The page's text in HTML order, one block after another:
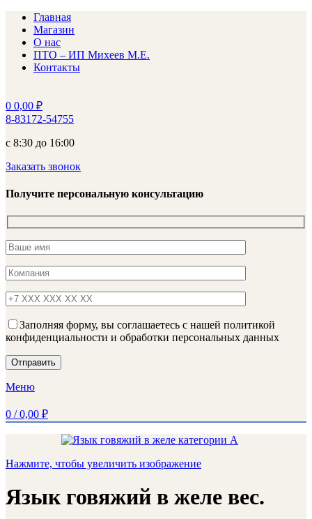
Главная
Магазин
О нас
ПТО – ИП Михеев М.Е.
Контакты
0 0,00 ₽
8-83172-54755
с 8:30 до 16:00
Заказать звонок
Получите персональную консультацию
Заполняя форму, вы соглашаетесь с нашей политикой
конфиденциальности и обработки персональных данных
Меню
0 / 0,00 ₽
Нажмите, чтобы увеличить изображение
Язык говяжий в желе вес.